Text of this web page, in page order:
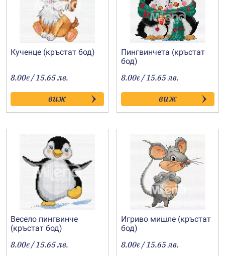
Кученце (кръстат бод)
8.00€ / 15.65 лв.
виж
Пингвинчета (кръстат
бод)
8.00€ / 15.65 лв.
виж
Весело пингвинче
(кръстат бод)
8.00€ / 15.65 лв.
Игриво мишле (кръстат
бод)
8.00€ / 15.65 лв.